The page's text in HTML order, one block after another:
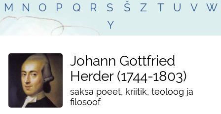
M
N O P Q R S Š Z T U V
W
Y
Johann Gottfried
Herder 1744-1803
saksa poeet, kriitik, teoloog ja
filosoof